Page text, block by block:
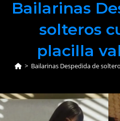
Bailarinas
solteros
placilla
> Bailarinas Despedida de